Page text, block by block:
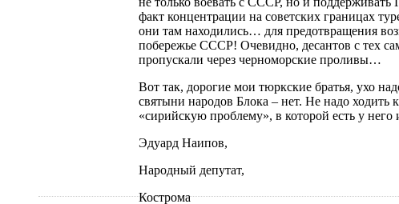
факт концентрации на советских границах
они там находились… для предотвращения
побережье СССР! Очевидно, десантов с тех
пропускали через черноморские проливы…
Вот так, дорогие мои тюркские братья, ухо
святыни народов Блока – нет. Не надо ходить
«сирийскую проблему», в которой есть у него
Эдуард Наипов,
Народный депутат,
Кострома